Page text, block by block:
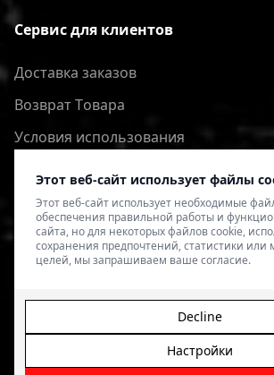
Этот веб-сайт использует файлы
Этот веб-сайт использует необходимые
обеспечения правильной работы и
сайта, но для некоторых файлов cookie,
сохранения предпочтений, статистики или
целей, мы запрашиваем ваше согласие.
Настройки
Decline
Сервис для клиентов
Доставка заказов
Bозврат Tовара
Условия использования
Политика конфиденциальности
© 2026 4SPEED.LV. Visas tiesības
veikala izveide - Magecode.